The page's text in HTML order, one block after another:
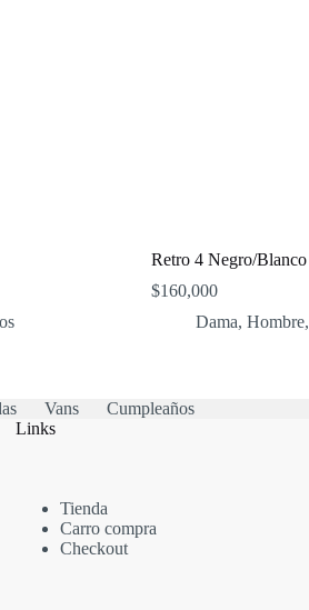
Retro 4 Negro/Blanco
$160,000
Dama, Hombre,
Vans
Cumpleaños
Links
Tienda
Carro compra
Checkout